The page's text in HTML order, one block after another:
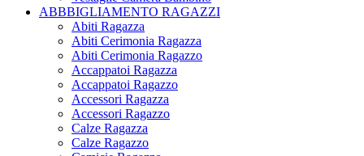
ABBBIGLIAMENTO RAGAZZI
Abiti Ragazza
Abiti Cerimonia Ragazza
Abiti Cerimonia Ragazzo
Accappatoi Ragazza
Accappatoi Ragazzo
Accessori Ragazza
Accessori Ragazzo
Calze Ragazza
Calze Ragazzo